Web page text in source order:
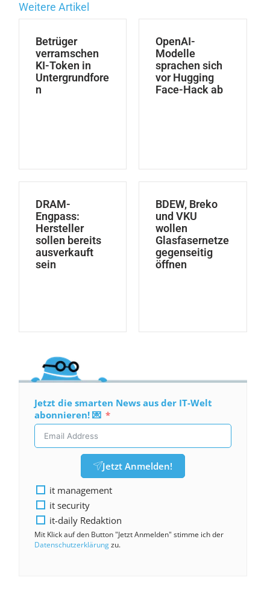
Weitere Artikel
Betrüger
verramschen
KI-Token in
Untergrundfore
n
OpenAI-
Modelle
sprachen sich
vor Hugging
Face-Hack ab
DRAM-
Engpass:
Hersteller
sollen bereits
ausverkauft
sein
BDEW, Breko
und VKU
wollen
Glasfasernetze
gegenseitig
öffnen
Jetzt die smarten News aus der IT-Welt
abonnieren! 💌
Jetzt Anmelden!
it management
it security
it-daily Redaktion
Mit Klick auf den Button "Jetzt Anmelden" stimme ich der
Datenschutzerklärungzu.